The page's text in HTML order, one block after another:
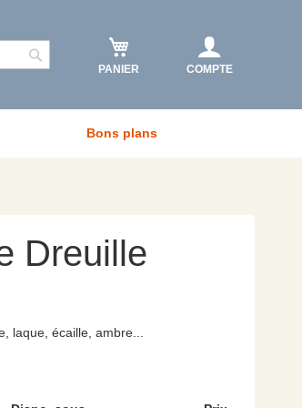
RechercherPANIER COMPTE
Bons plans
Dreuille
laque, écaille, ambre...